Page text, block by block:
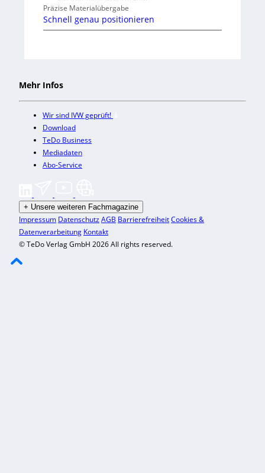
Präzise Materialübergabe
Schnell genau positionieren
Mehr Infos
Wir sind IVW geprüft!
Download
TeDo Business
Mediadaten
Abo-Service
+ Unsere weiteren Fachmagazine
Impressum DatenschutzAGB BarrierefreiheitCookies &
Datenverarbeitung Kontakt
© TeDo Verlag GmbH 2026 All rights reserved.